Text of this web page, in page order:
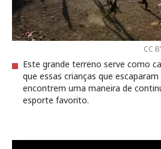
CC
Este grande terreno serve como
que essas crianças que
encontrem uma maneira de
esporte favorito.